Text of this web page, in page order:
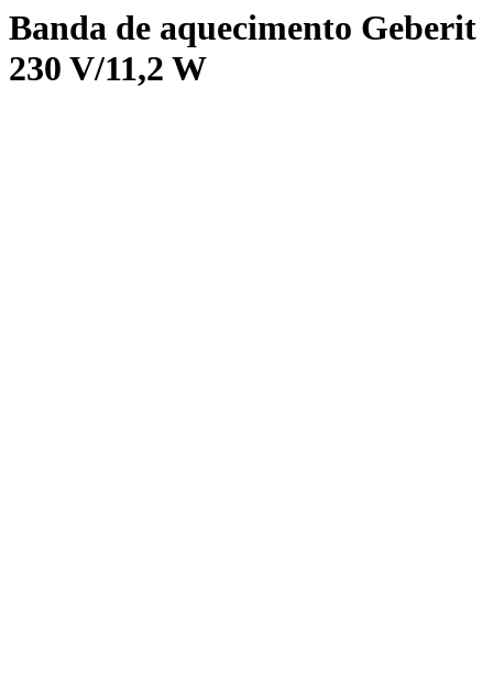
Banda de aquecimento Geberit
230 V/11,2 W